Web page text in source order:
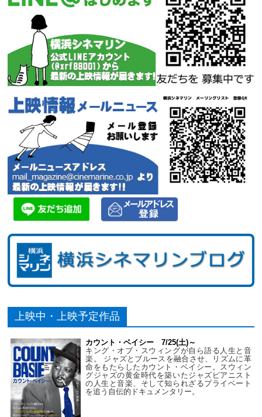
上映中・上映予定作品
カウント・ベイシー 7/25(土)～
キング・オブ・スウィングが自ら語る人生と音
楽。 ジャズとブルースを融合させ、リズムに革
命をもたらしたカウント・ベイシー。スウィン
グジャズの黄金時代を築いたジャズピアニスト
の人生と音楽、そして知られざるプライベート
を追う自伝的ドキュメンタリー。